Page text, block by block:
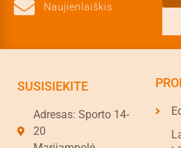
Naujienlaiškis
SUSISIEKITE
Adresas: Sporto 14-
20